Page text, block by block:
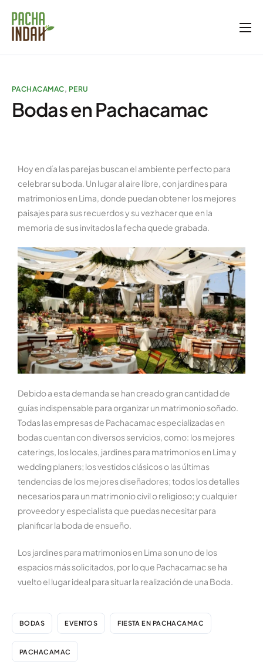
Servicios
Blog
Tienda
PACHACAMAC, PERU
Bodas en Pachacamac
Hoy en día las parejas buscan el ambiente perfecto para
celebrar su boda. Un lugar al aire libre, con jardines para
matrimonios en Lima, donde puedan obtener los mejores
paisajes para sus recuerdos y su vez hacer que en la
memoria de sus invitados la fecha quede grabada.
Debido a esta demanda se han creado gran cantidad de
guías indispensable para organizar un matrimonio soñado.
Todas las empresas de Pachacamac especializadas en
bodas cuentan con diversos servicios, como: los mejores
caterings, los locales, jardines para matrimonios en Lima y
wedding planers; los vestidos clásicos o las últimas
tendencias de los mejores diseñadores; todos los detalles
necesarios para un matrimonio civil o religioso; y cualquier
proveedor y especialista que puedas necesitar para
planificar la boda de ensueño.
Los jardines para matrimonios en Lima son uno de los
espacios más solicitados, por lo que Pachacamac se ha
vuelto el lugar ideal para situar la realización de una Boda.
BODAS EVENTOS FIESTA EN PACHACAMAC
PACHACAMAC